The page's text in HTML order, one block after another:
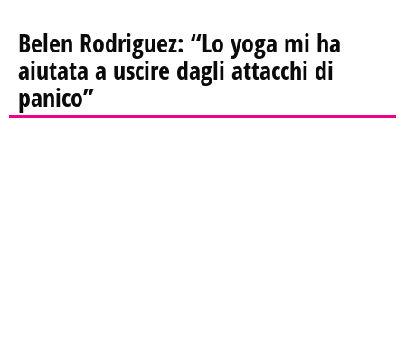
Belen Rodriguez: “Lo yoga mi ha
aiutata a uscire dagli attacchi di
panico”